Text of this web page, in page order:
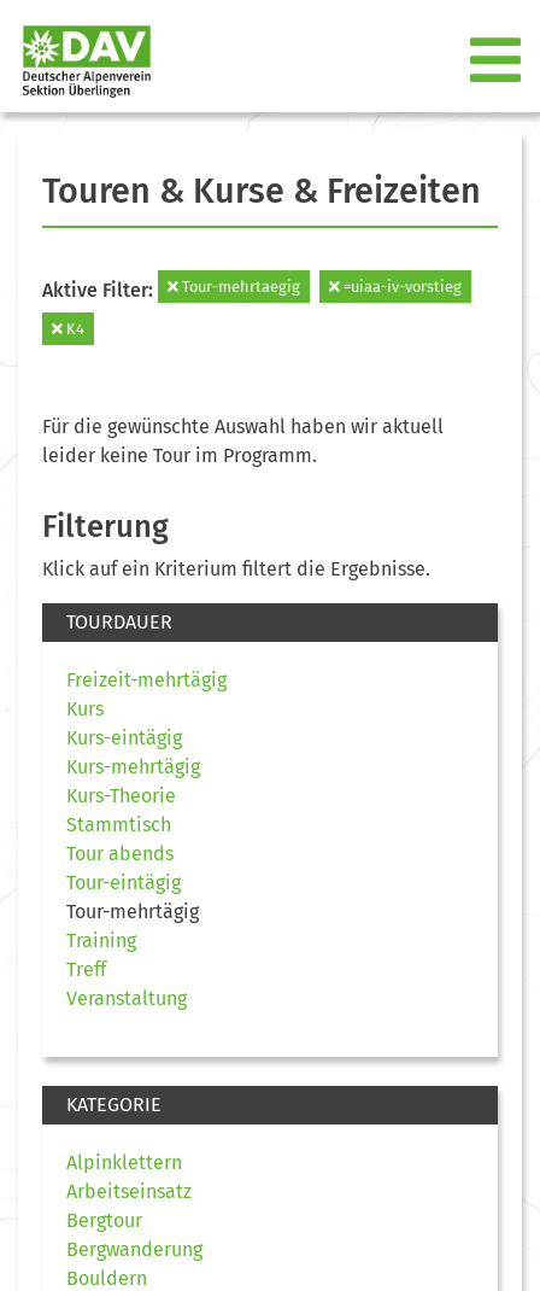
Touren & Kurse & Freizeiten
Aktive Filter: Tour-mehrtaegig =uiaa-iv-vorstieg
K4
Für die gewünschte Auswahl haben wir aktuell
leider keine Tour im Programm.
Filterung
Klick auf ein Kriterium filtert die Ergebnisse.
TOURDAUER
Freizeit-mehrtägig
Kurs
Kurs-eintägig
Kurs-mehrtägig
Kurs-Theorie
Stammtisch
Tour abends
Tour-eintägig
Tour-mehrtägig
Training
Treff
Veranstaltung
KATEGORIE
Alpinklettern
Arbeitseinsatz
Bergtour
Bergwanderung
Bouldern